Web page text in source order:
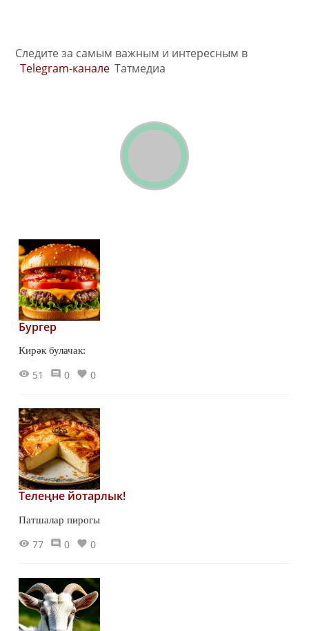
Следите за самым важным и интересным в
Telegram-канале Татмедиа
Бургер
Кирәк булачак:
51 0 0
Телеңне йотарлык!
Патшалар пирогы
77 0 0